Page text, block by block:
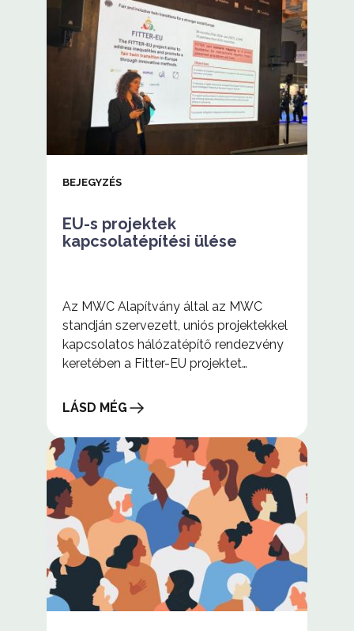
zárókonferencia
bejelentése
BEJEGYZÉS
EU-s projektek
kapcsolatépítési ülése
Az MWC Alapítvány által az MWC
standján szervezett, uniós projektekkel
kapcsolatos hálózatépítő rendezvény
keretében a Fitter-EU projektet
LÁSD MÉG
s
projektek
kapcsolatépítési
ülése